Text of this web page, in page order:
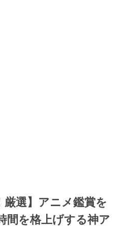
厳選】アニメ鑑賞を
間を格上げする神ア